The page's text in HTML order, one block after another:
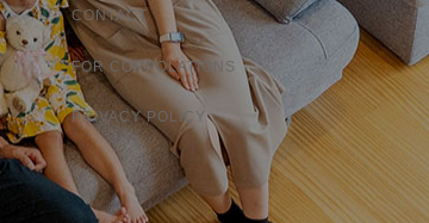
CONTACT
FOR CORPOLATIONS
PRIVACY POLICY